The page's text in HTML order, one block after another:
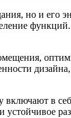
но и его
включают в
устойчивое